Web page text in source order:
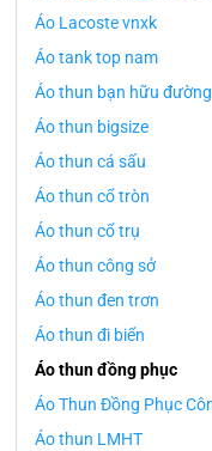
Áo Lacoste vnxk
Áo tank top nam
Áo thun bạn hữu
Áo thun bigsize
Áo thun cá sấu
Áo thun cổ tròn
Áo thun cổ trụ
Áo thun công sở
Áo thun đen trơn
Áo thun đi biển
Áo thun đồng phục
Áo Thun Đồng Phục
Áo thun LMHT